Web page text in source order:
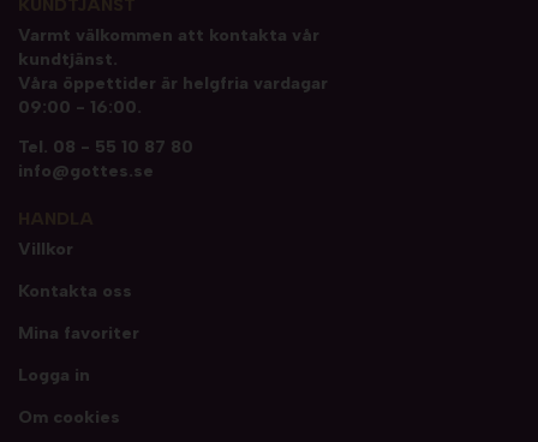
Varmt välkommen att kontakta vår
kundtjänst.
Våra öppettider är helgfria vardagar
09:00 - 16:00.
Tel. 08 - 55 10 87 80
info@gottes.se
Villkor
Kontakta oss
Mina favoriter
Logga in
Om cookies